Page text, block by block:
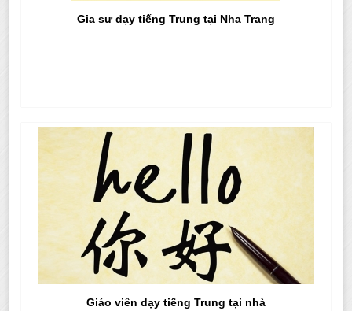
Gia sư dạy tiếng Trung tại Nha Trang
Giáo viên dạy tiếng Trung tại nhà